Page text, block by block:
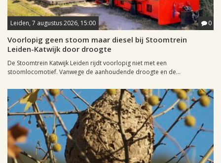
Leiden, 7 augustus 2026, 15:00 0
Voorlopig geen stoom maar diesel bij Stoomtrein
Leiden-Katwijk door droogte
De Stoomtrein Katwijk Leiden rijdt voorlopig niet met een
stoomlocomotief. Vanwege de aanhoudende droogte en de...